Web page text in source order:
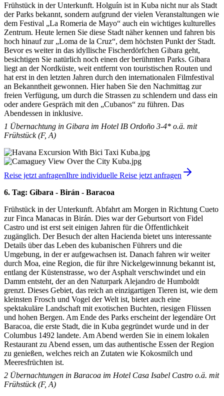
Frühstück in der Unterkunft. Holguín ist in Kuba nicht nur als Stadt
der Parks bekannt, sondern aufgrund der vielen Veranstaltungen wie
dem Festival „La Romeria de Mayo“ auch ein wichtiges kulturelles
Zentrum. Heute lernen Sie diese Stadt näher kennen und fahren bis
hoch hinauf zur „Loma de la Cruz“, dem höchsten Punkt der Stadt.
Bevor es weiter in das idyllische Fischerdörfchen Gibara geht,
besichtigen Sie natürlich noch einen der berühmten Parks. Gibara
liegt an der Nordküste, weit entfernt von touristischen Routen und
hat erst in den letzten Jahren durch den internationalen Filmfestival
an Bekanntheit gewonnen. Hier haben Sie den Nachmittag zur
freien Verfügung, um durch die Strassen zu schlendern und dass ein
oder andere Gespräch mit den „Cubanos“ zu führen. Das
Abendessen in inklusive.
1 Übernachtung in Gibara im Hotel IB Ordoño 3-4* o.ä. mit
Frühstück (F, A)
Reise jetzt anfragenIhre individuelle Reise jetzt anfragen
6. Tag: Gibara - Birán - Baracoa
Frühstück in der Unterkunft. Abfahrt am Morgen in Richtung Cueto
zur Finca Manacas in Birán. Dies war der Geburtsort von Fidel
Castro und ist erst seit einigen Jahren für die Öffentlichkeit
zugänglich. Der Besuch der alten Hacienda bietet uns interessante
Details über das Leben des kubanischen Führers und die
Umgebung, in der er aufgewachsen ist. Danach fahren wir weiter
durch Moa, eine Region, die für ihre Nickelgewinnung bekannt ist,
entlang der Küstenstrasse, wo der Asphalt verschwindet und ein
Damm entsteht, der an den Naturpark Alejandro de Humboldt
grenzt. Dieses Gebiet, das reich an einzigartigen Tieren ist, wie dem
kleinsten Frosch und Vogel der Welt ist, bietet auch eine
spektakuläre Landschaft mit exotischen Buchten, riesigen Flüssen
und hohen Bergen. Am Ende des Parks erscheint der legendäre Ort
Baracoa, die erste Stadt, die in Kuba gegründet wurde und in der
Columbus 1492 landete. Am Abend werden Sie in einem lokalen
Restaurant zu Abend essen, um das authentische Essen der Region
zu genießen, welches reich an Zutaten wie Kokosmilch und
Meeresfrüchten ist.
2 Übernachtungen in Baracoa im Hotel Casa Isabel Castro o.ä. mit
Frühstück (F, A)